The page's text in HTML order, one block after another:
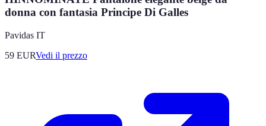
donna con fantasia Principe Di Galles
Pavidas IT
59 EURVedi il prezzo